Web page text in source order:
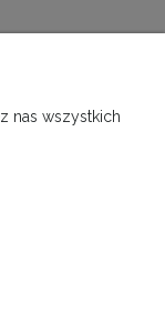
nas wszystkich